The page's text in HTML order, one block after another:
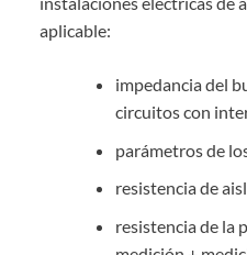
aplicable:
impedancia del
circuitos con
parámetros de
resistencia de
resistencia de la